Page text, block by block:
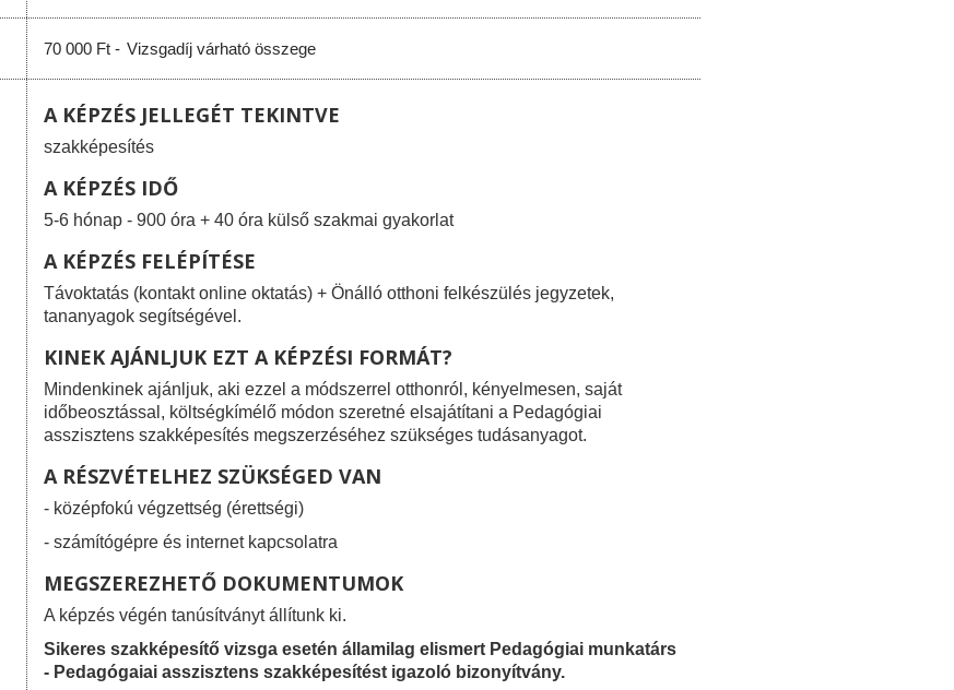
70 000 Ft - Vizsgadíj várható összege
A KÉPZÉS JELLEGÉT TEKINTVE
szakképesítés
A KÉPZÉS IDŐ
5-6 hónap - 900 óra + 40 óra külső szakmai gyakorlat
A KÉPZÉS FELÉPÍTÉSE
Távoktatás (kontakt online oktatás) + Önálló otthoni felkészülés jegyzetek,
tananyagok segítségével.
KINEK AJÁNLJUK EZT A KÉPZÉSI FORMÁT?
Mindenkinek ajánljuk, aki ezzel a módszerrel otthonról, kényelmesen, saját
időbeosztással, költségkímélő módon szeretné elsajátítani a Pedagógiai
asszisztens szakképesítés megszerzéséhez szükséges tudásanyagot.
A RÉSZVÉTELHEZ SZÜKSÉGED VAN
- középfokú végzettség (érettségi)
- számítógépre és internet kapcsolatra
MEGSZEREZHETŐ DOKUMENTUMOK
A képzés végén tanúsítványt állítunk ki.
Sikeres szakképesítő vizsga esetén államilag elismert Pedagógiai munkatárs
- Pedagógaiai asszisztens szakképesítést igazoló bizonyítvány.